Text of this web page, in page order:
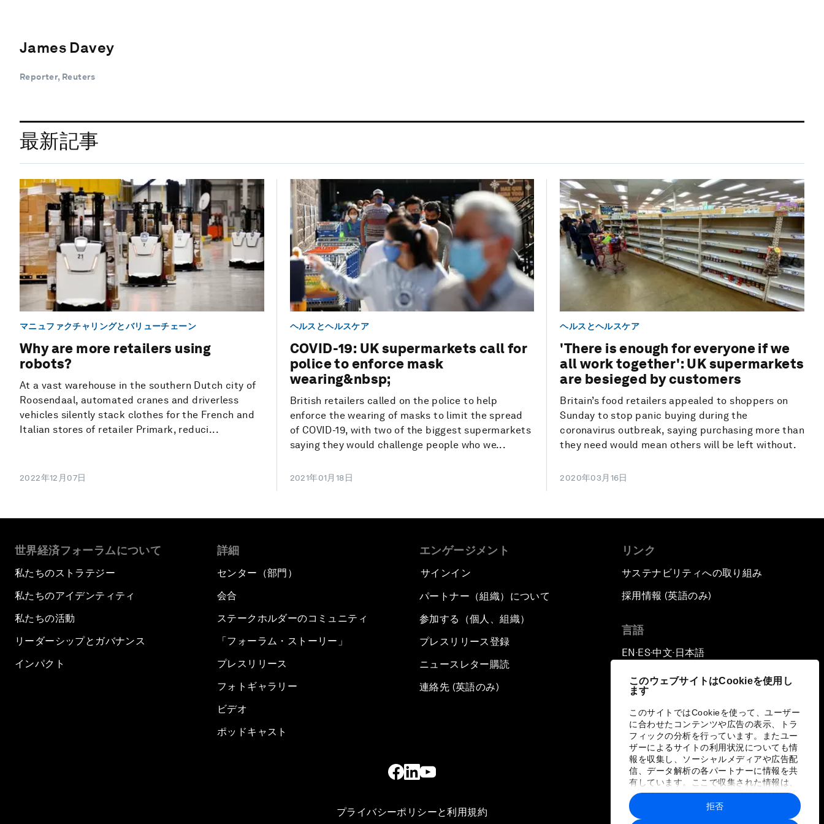
このウェブサイトはCookieを使用し
ます
このサイトではCookieを使って、ユーザー
に合わせたコンテンツや広告の表示、トラ
フィックの分析を行っています。またユー
ザーによるサイトの利用状況についても情
報を収集し、ソーシャルメディアや広告配
信、データ解析の各パートナーに情報を共
有しています。ここで収集された情報は、
ユーザーが各パートナーに提供した他の情
報や各パートナーのサービスを使用した際
に収集された情報と組み合わされ、各パー
拒否
James Davey
Reporter, Reuters
最新記事
マニュファクチャリングとバリューチェーン
Why are more retailers using
robots?
At a vast warehouse in the southern Dutch city of
Roosendaal, automated cranes and driverless
vehicles silently stack clothes for the French and
Italian stores of retailer Primark, reduci...
2022年12月07日
ヘルスとヘルスケア
COVID-19: UK supermarkets call for
police to enforce mask
wearing&nbsp;
British retailers called on the police to help
enforce the wearing of masks to limit the spread
of COVID-19, with two of the biggest supermarkets
saying they would challenge people who we...
2021年01月18日
ヘルスとヘルスケア
'There is enough for everyone if we
all work together': UK supermarkets
are besieged by customers
Britain’s food retailers appealed to shoppers on
Sunday to stop panic buying during the
coronavirus outbreak, saying purchasing more than
they need would mean others will be left without.
2020年03月16日
世界経済フォーラムについて
私たちのストラテジー
私たちのアイデンティティ
私たちの活動
リーダーシップとガバナンス
インパクト
詳細
センター（部門）
会合
ステークホルダーのコミュニティ
「フォーラム・ストーリー」
プレスリリース
フォトギャラリー
ビデオ
ポッドキャスト
エンゲージメント
サインイン
パートナー（組織）について
参加する（個人、組織）
プレスリリース登録
ニュースレター購読
連絡先 (英語のみ)
リンク
サステナビリティへの取り組み
採用情報 (英語のみ)
言語
EN ▪ ES▪中文▪ 日本語
プライバシーポリシーと利用規約